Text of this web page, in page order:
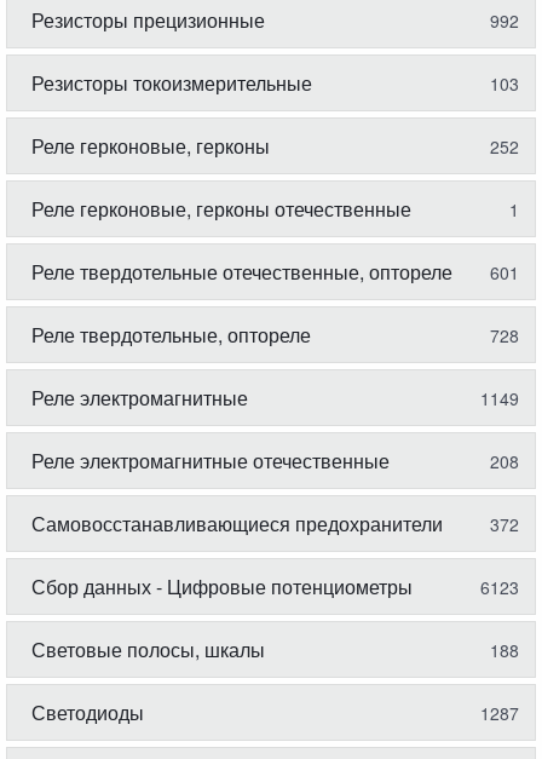
Резисторы прецизионные 992
Резисторы токоизмерительные 103
Реле герконовые, герконы 252
Реле герконовые, герконы отечественные 1
Реле твердотельные отечественные, оптореле 601
Реле твердотельные, оптореле 728
Реле электромагнитные 1149
Реле электромагнитные отечественные 208
Самовосстанавливающиеся предохранители 372
Сбор данных - Цифровые потенциометры 6123
Световые полосы, шкалы 188
Светодиоды 1287